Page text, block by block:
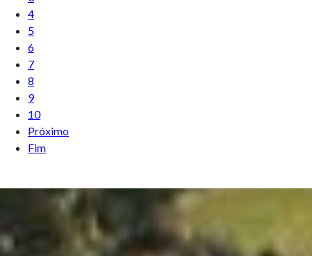
4
5
6
7
8
9
10
Próximo
Fim